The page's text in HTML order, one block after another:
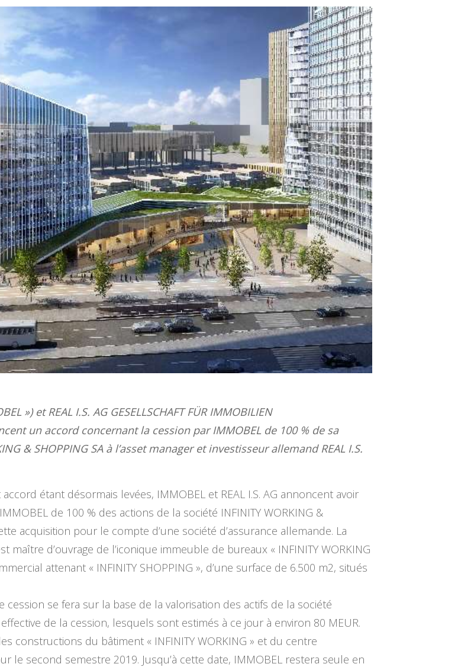
») et REAL I.S. AG GESELLSCHAFT FÜR IMMOBILIEN
un accord concernant la cession par IMMOBEL de 100 % de sa
& SHOPPING SA à l’asset manager et investisseur allemand REAL I.S.
étant désormais levées, IMMOBEL et REAL I.S. AG annoncent avoir
de 100 % des actions de la société INFINITY WORKING &
acquisition pour le compte d’une société d’assurance allemande. La
maître d’ouvrage de l’iconique immeuble de bureaux « INFINITY WORKING
attenant « INFINITY SHOPPING », d’une surface de 6.500 m2, situés
se fera sur la base de la valorisation des actifs de la société
effective de la cession, lesquels sont estimés à ce jour à environ 80 MEUR.
constructions du bâtiment « INFINITY WORKING » et du centre
le second semestre 2019. Jusqu’à cette date, IMMOBEL restera seule en